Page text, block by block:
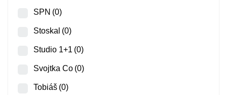
SPN (0)
Stoskal (0)
Studio 1+1 (0)
Svojtka Co (0)
Tobiáš (0)